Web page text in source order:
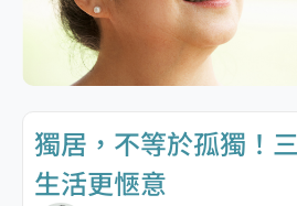
獨居，不等於孤獨！
生活更愜意